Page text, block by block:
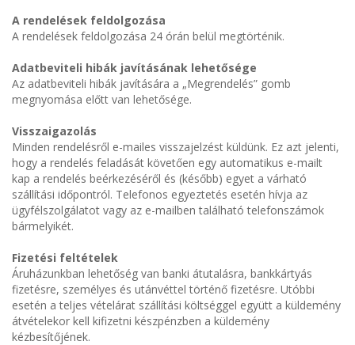
A rendelések feldolgozása
A rendelések feldolgozása 24 órán belül megtörténik.
Adatbeviteli hibák javításának lehetősége
Az adatbeviteli hibák javítására a „Megrendelés” gomb
megnyomása előtt van lehetősége.
Visszaigazolás
Minden rendelésről e-mailes visszajelzést küldünk. Ez azt jelenti,
hogy a rendelés feladását követően egy automatikus e-mailt
kap a rendelés beérkezéséről és (később) egyet a várható
szállítási időpontról. Telefonos egyeztetés esetén hívja az
ügyfélszolgálatot vagy az e-mailben található telefonszámok
bármelyikét.
Fizetési feltételek
Áruházunkban lehetőség van banki átutalásra, bankkártyás
fizetésre, személyes és utánvéttel történő fizetésre. Utóbbi
esetén a teljes vételárat szállítási költséggel együtt a küldemény
átvételekor kell kifizetni készpénzben a küldemény
kézbesítőjének.